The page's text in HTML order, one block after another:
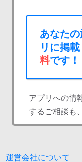
あなた
リに掲
料です！
アプリへの情
するご相談も
運営会社について